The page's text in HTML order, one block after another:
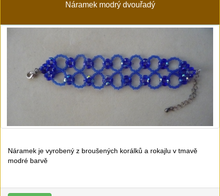
Náramek modrý dvouřadý
Náramek je vyrobený z broušených korálků a rokajlu v tmavě
modré barvě